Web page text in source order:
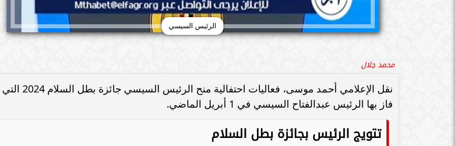
الرئيس السيسي
محمد جلال
نقل الإعلامي أحمد موسى، فعاليات احتفالية منح الرئيس السيسي جائزة بطل السلام 2024 التي
فاز بها الرئيس عبدالفتاح السيسي في 1 أبريل الماضي.
تتويج الرئيس بجائزة بطل السلام